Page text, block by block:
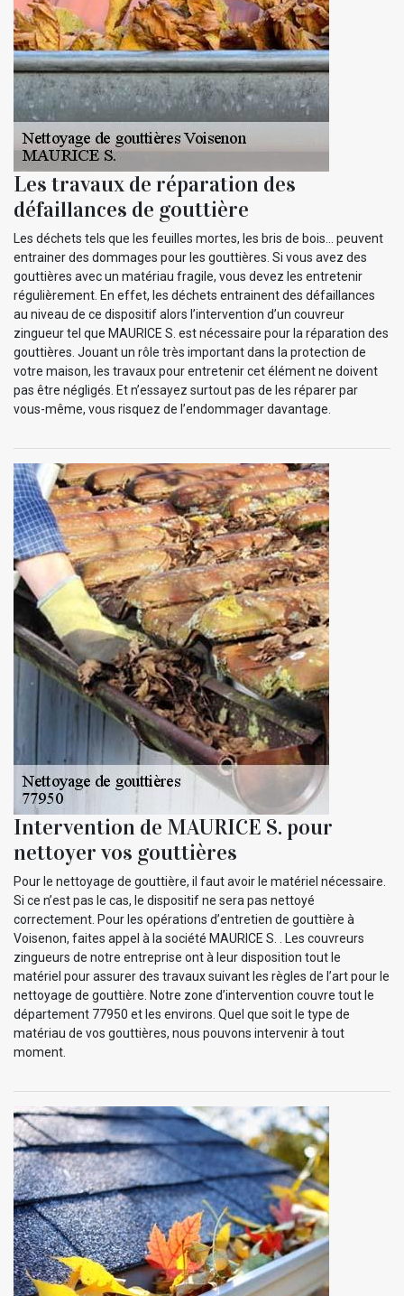
Les travaux de réparation des
défaillances de gouttière
Les déchets tels que les feuilles mortes, les bris de bois… peuvent
entrainer des dommages pour les gouttières. Si vous avez des
gouttières avec un matériau fragile, vous devez les entretenir
régulièrement. En effet, les déchets entrainent des défaillances
au niveau de ce dispositif alors l’intervention d’un couvreur
zingueur tel que MAURICE S. est nécessaire pour la réparation des
gouttières. Jouant un rôle très important dans la protection de
votre maison, les travaux pour entretenir cet élément ne doivent
pas être négligés. Et n’essayez surtout pas de les réparer par
vous-même, vous risquez de l’endommager davantage.
Intervention de MAURICE S. pour
nettoyer vos gouttières
Pour le nettoyage de gouttière, il faut avoir le matériel nécessaire.
Si ce n’est pas le cas, le dispositif ne sera pas nettoyé
correctement. Pour les opérations d’entretien de gouttière à
Voisenon, faites appel à la société MAURICE S. . Les couvreurs
zingueurs de notre entreprise ont à leur disposition tout le
matériel pour assurer des travaux suivant les règles de l’art pour le
nettoyage de gouttière. Notre zone d’intervention couvre tout le
département 77950 et les environs. Quel que soit le type de
matériau de vos gouttières, nous pouvons intervenir à tout
moment.